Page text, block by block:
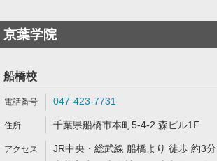
京葉学院
船橋校
047-423-7731
千葉県船橋市本町5-4-2 森ビル1F
JR中央・総武線 船橋より 徒歩 約3分